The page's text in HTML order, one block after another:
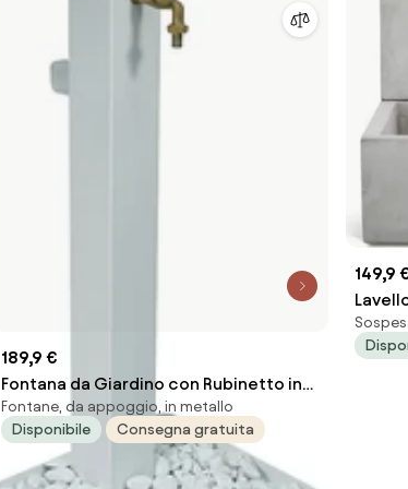
189,9 €
Fontana da Giardino con Rubinetto in
Ottone e Base con Ciottoli 40x40x97
cm in Acciaio Bianco...
Fontane, da appoggio, in metallo
Disponibile
Consegna gratuita
149,9
Con
Grigio